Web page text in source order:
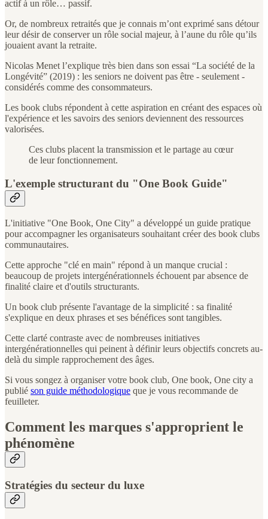
actif à un rôle… passif.
Or, de nombreux retraités que je connais m’ont exprimé sans détour
leur désir de conserver un rôle social majeur, à l’aune du rôle qu’ils
jouaient avant la retraite.
Nicolas Menet l’explique très bien dans son essai “La société de la
Longévité” (2019) : les seniors ne doivent pas être - seulement -
considérés comme des consommateurs.
Les book clubs répondent à cette aspiration en créant des espaces où
l'expérience et les savoirs des seniors deviennent des ressources
valorisées.
Ces clubs placent la transmission et le partage au cœur
de leur fonctionnement.
L'exemple structurant du "One Book Guide"
L'initiative "One Book, One City" a développé un guide pratique
pour accompagner les organisateurs souhaitant créer des book clubs
communautaires.
Cette approche "clé en main" répond à un manque crucial :
beaucoup de projets intergénérationnels échouent par absence de
finalité claire et d'outils structurants.
Un book club présente l'avantage de la simplicité : sa finalité
s'explique en deux phrases et ses bénéfices sont tangibles.
Cette clarté contraste avec de nombreuses initiatives
intergénérationnelles qui peinent à définir leurs objectifs concrets au-
delà du simple rapprochement des âges.
Si vous songez à organiser votre book club, One book, One city a
publié son guide méthodologique que je vous recommande de
feuilleter.
Comment les marques s'approprient le
phénomène
Stratégies du secteur du luxe